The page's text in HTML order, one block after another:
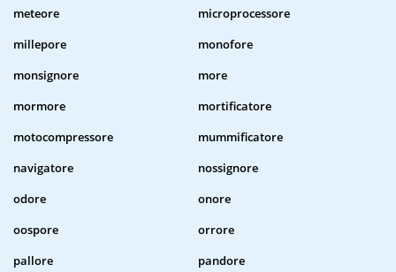
meteore
microprocessore
millepore
monofore
monsignore
more
mormore
mortificatore
motocompressore
mummificatore
navigatore
nossignore
odore
onore
oospore
orrore
pallore
pandore